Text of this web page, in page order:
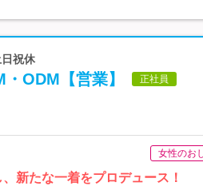
祝休
ODM【営業】 正社員
女性のお
新たな一着をプロデュース！